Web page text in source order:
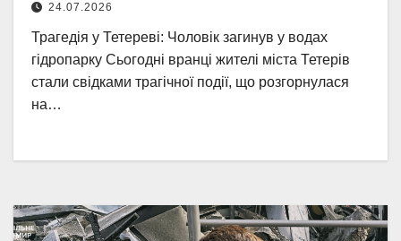
24.07.2026
Трагедія у Тетереві: Чоловік загинув у водах
гідропарку Сьогодні вранці жителі міста Тетерів
стали свідками трагічної події, що розгорнулася
на…